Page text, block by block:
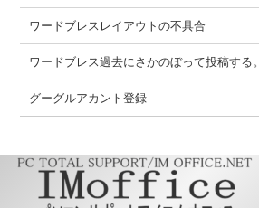
ワードブレスレイアウトの不具合
ワードブレス過去にさかのぼって投稿する。
グーグルアカント登録